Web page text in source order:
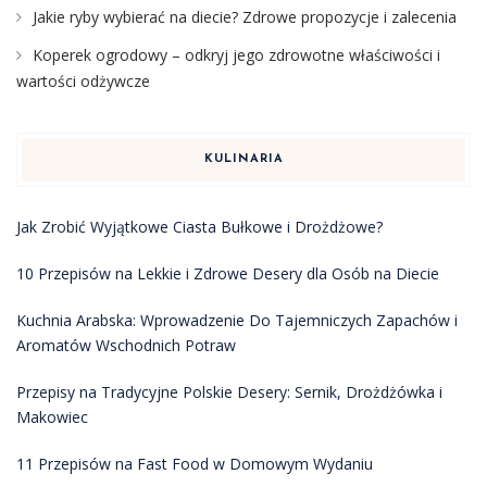
Jakie ryby wybierać na diecie? Zdrowe propozycje i zalecenia
Koperek ogrodowy – odkryj jego zdrowotne właściwości i
wartości odżywcze
KULINARIA
Jak Zrobić Wyjątkowe Ciasta Bułkowe i Drożdżowe?
10 Przepisów na Lekkie i Zdrowe Desery dla Osób na Diecie
Kuchnia Arabska: Wprowadzenie Do Tajemniczych Zapachów i
Aromatów Wschodnich Potraw
Przepisy na Tradycyjne Polskie Desery: Sernik, Drożdżówka i
Makowiec
11 Przepisów na Fast Food w Domowym Wydaniu